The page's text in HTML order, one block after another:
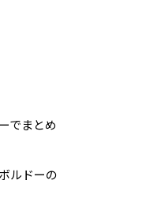
でまとめ
ルドーの